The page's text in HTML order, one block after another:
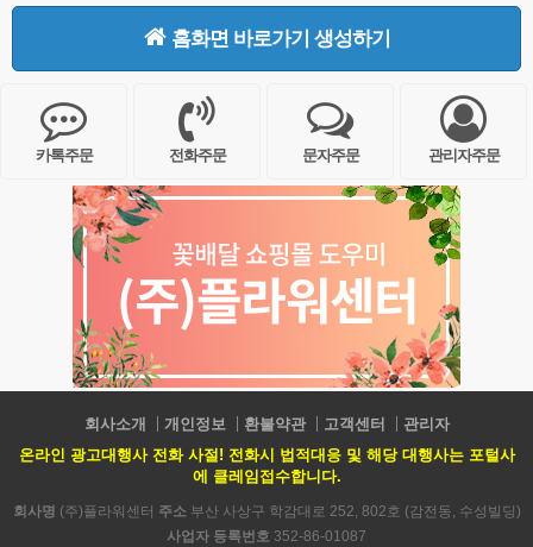
홈화면 바로가기 생성하기
카톡주문 전화주문 문자주문 관리자주문
회사소개 개인정보 환불약관 고객센터
관리자
온라인 광고대행사 전화 사절! 전화시 법적대응 및 해당 대행사는 포털사
에 클레임접수합니다.
회사명 (주)플라워센터 주소부산 사상구 학감대로 252, 802호 (감전동, 수성빌딩)
사업자 등록번호 352-86-01087